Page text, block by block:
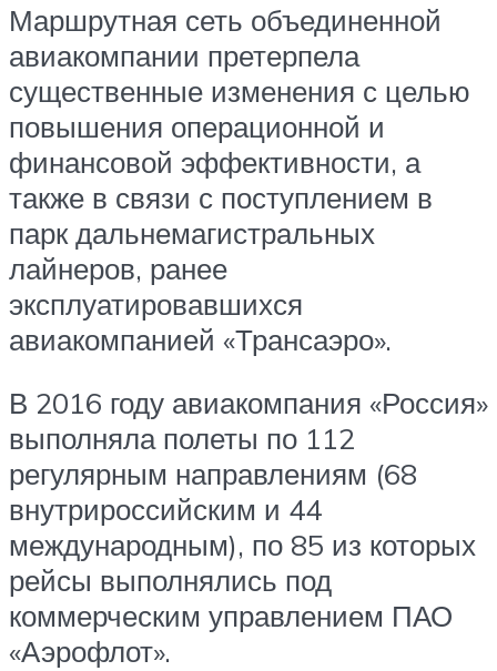
Маршрутная сеть объединенной
авиакомпании претерпела
существенные изменения с целью
повышения операционной и
финансовой эффективности, а
также в связи с поступлением в
парк дальнемагистральных
лайнеров, ранее
эксплуатировавшихся
авиакомпанией «Трансаэро».
В 2016 году авиакомпания «Россия»
выполняла полеты по 112
регулярным направлениям (68
внутрироссийским и 44
международным), по 85 из которых
рейсы выполнялись под
коммерческим управлением ПАО
«Аэрофлот».